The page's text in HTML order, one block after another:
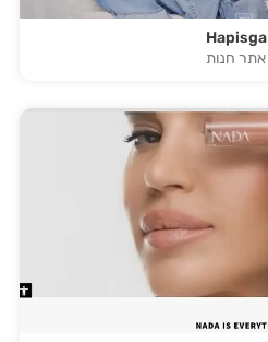
Hapisga
אתר חנות